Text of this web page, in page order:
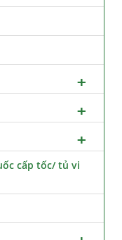
cấp tốc/ tủ vi